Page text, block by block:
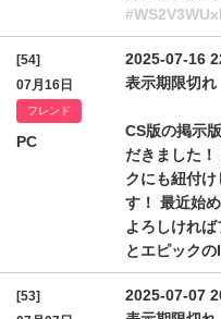
[54]
07月16日
フレンド
PC
2025-07-16
表示期限切れ
CS版の掲示
だきました
クにも紐付
す！ 最近始
よろしけれ
とエピック
[53]
2025-07-07